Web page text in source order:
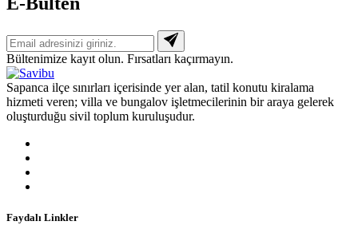
Bültenimize kayıt olun. Fırsatları kaçırmayın.
Sapanca ilçe sınırları içerisinde yer alan, tatil konutu kiralama
hizmeti veren; villa ve bungalov işletmecilerinin bir araya gelerek
oluşturduğu sivil toplum kuruluşudur.
Faydalı Linkler